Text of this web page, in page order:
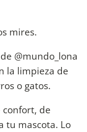
mires.
@mundo_lona
la limpieza de
o gatos.
confort, de
tu mascota. Lo